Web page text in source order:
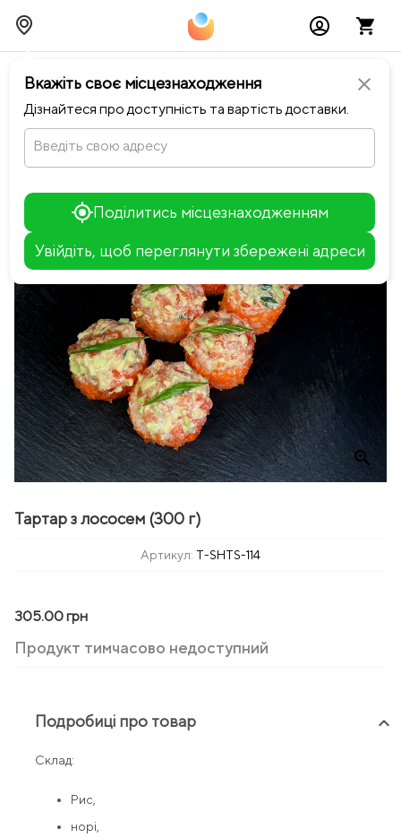
close
Вкажіть своє місцезнаходження
Дізнайтеся про доступність та вартість доставки.
Введіть свою адресу
Поділитись місцезнаходженням
Увійдіть, щоб переглянути збережені адреси
chevron_leftПовернутися до Sushi Hits
zoom_in
Тартар з лососем (300 г)
Артикул: T-SHTS-114
305.00 грн
Продукт тимчасово недоступний
Подробиці про товар keyboard_arrow_up
Склад:
Рис,
норі,